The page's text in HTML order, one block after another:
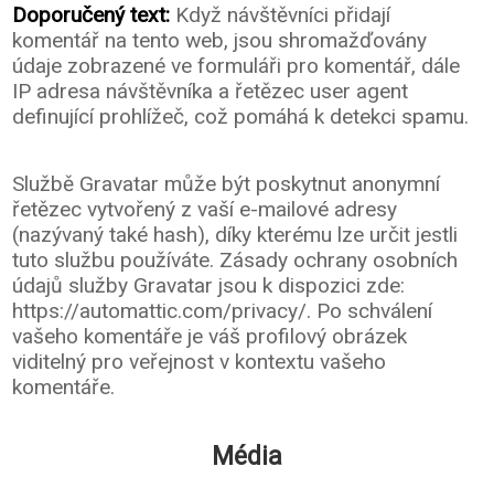
Doporučený text: Když návštěvníci přidají
komentář na tento web, jsou shromažďovány
údaje zobrazené ve formuláři pro komentář, dále
IP adresa návštěvníka a řetězec user agent
definující prohlížeč, což pomáhá k detekci spamu.
Službě Gravatar může být poskytnut anonymní
řetězec vytvořený z vaší e-mailové adresy
(nazývaný také hash), díky kterému lze určit jestli
tuto službu používáte. Zásady ochrany osobních
údajů služby Gravatar jsou k dispozici zde:
https://automattic.com/privacy/. Po schválení
vašeho komentáře je váš profilový obrázek
viditelný pro veřejnost v kontextu vašeho
komentáře.
Média